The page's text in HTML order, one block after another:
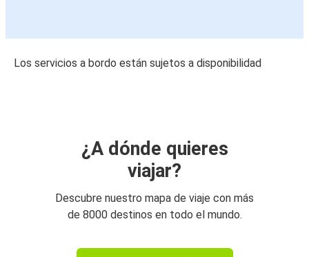
Los servicios a bordo están sujetos a disponibilidad
¿A dónde quieres
viajar?
Descubre nuestro mapa de viaje con más
de 8000 destinos en todo el mundo.